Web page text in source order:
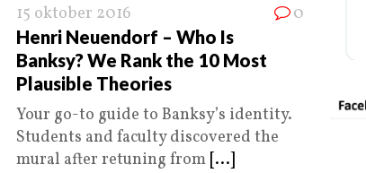
15 oktober 2016 0
Henri Neuendorf – Who Is
Banksy? We Rank the 10 Most
Plausible Theories
Your go-to guide to Banksy’s identity.
Students and faculty discovered the
mural after retuning from [...]